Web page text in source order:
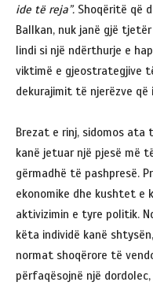
ide të reja”. Shoqëritë që
Ballkan, nuk janë gjë
lindi si një ndërthurje e
viktimë e gjeostrategjive
dekurajimit të njerëzve
Brezat e rinj, sidomos ata
kanë jetuar një pjesë më
gërmadhë të pashpresë.
ekonomike dhe kushtet e
aktivizimin e tyre politik.
këta individë kanë
normat shoqërore të
përfaqësojnë një